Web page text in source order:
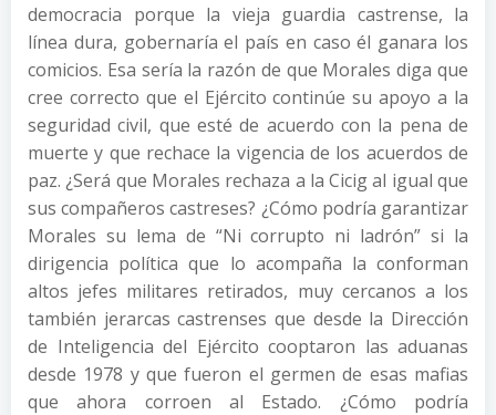
democracia porque la vieja guardia castrense, la
línea dura, gobernaría el país en caso él ganara los
comicios. Esa sería la razón de que Morales diga que
cree correcto que el Ejército continúe su apoyo a la
seguridad civil, que esté de acuerdo con la pena de
muerte y que rechace la vigencia de los acuerdos de
paz. ¿Será que Morales rechaza a la Cicig al igual que
sus compañeros castreses? ¿Cómo podría garantizar
Morales su lema de “Ni corrupto ni ladrón” si la
dirigencia política que lo acompaña la conforman
altos jefes militares retirados, muy cercanos a los
también jerarcas castrenses que desde la Dirección
de Inteligencia del Ejército cooptaron las aduanas
desde 1978 y que fueron el germen de esas mafias
que ahora corroen al Estado. ¿Cómo podría